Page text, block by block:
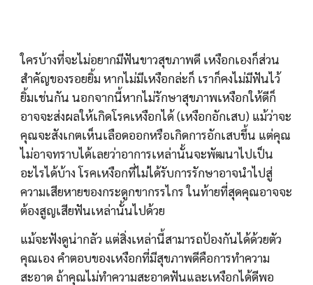
ใครบ้างที่จะไม่อยากมีฟันขาวสุขภาพดี เหงือกเองก็ส่วน
สำคัญของรอยยิ้ม หากไม่มีเหงือกล่ะก็ เราก็คงไม่มีฟันไว้
ยิ้มเช่นกัน นอกจากนี้หากไม่รักษาสุขภาพเหงือกให้ดีก็
อาจจะส่งผลให้เกิดโรคเหงือกได้ (เหงือกอักเสบ) แม้ว่าจะ
คุณจะสังเกตเห็นเลือดออกหรือเกิดการอักเสบขึ้น แต่คุณ
ไม่อาจทราบได้เลยว่าอาการเหล่านั้นจะพัฒนาไปเป็น
อะไรได้บ้าง โรคเหงือกที่ไม่ได้รับการรักษาอาจนำไปสู่
ความเสียหายของกระดูกขากรรไกร ในท้ายที่สุดคุณอาจจะ
ต้องสูญเสียฟันเหล่านั้นไปด้วย
แม้จะฟังดูน่ากลัว แต่สิ่งเหล่านี้สามารถป้องกันได้ด้วยตัว
คุณเอง คำตอบของเหงือกที่มีสุขภาพดีคือการทำความ
สะอาด ถ้าคุณไม่ทำความสะอาดฟันและเหงือกได้ดีพอ